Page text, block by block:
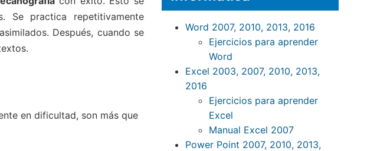
Se practica repetitivamente
Después, cuando se
en dificultad, son más que
Word 2007, 2010, 2013, 2016
Ejercicios para aprender
Word
Excel 2003, 2007, 2010, 2013,
2016
Ejercicios para aprender
Excel
Manual Excel 2007
Power Point 2007, 2010, 2013,